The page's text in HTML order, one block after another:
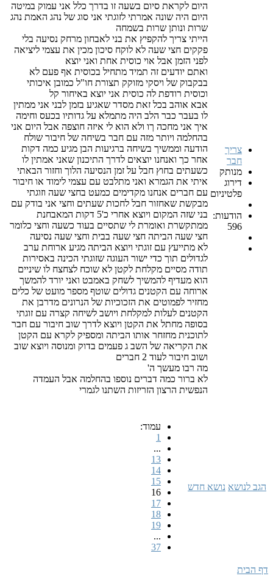
צריך
חבר
מנותק
דירוג
פלטיניום
הודעות:
596
היום לקראת סיום בשעה זו בדרך כלל אני עמוק במיטה
היום היה שונה אמרתי לזוגתי אני סוג של נהג האמת נהג
שרות ונותן שרות בשמחה
הייתי צריך להקפיץ את בני לאבחון מרחק נסיעה בלי
פקקים חצי שעה לא לוקח סיכון מכין את עצמי ליציאה
לפני הזמן אבל אוי כוסית אחת ואני יוצא
ואתם יודעים זה תמיד מתחיל בכוסית אף פעם לא
בבקבוק של ויסקי מזוקק תצורת חו"ל כמובן איכותי
וכוסית רודפת לה כוסית אני יוצא באיחור קל
אבא אוהב בכל זאת מסדר שאגיע בזמן לבני אני ממתין
לו בעבר כבר הלב היה מתמלא על גדותיו בכעס וחימה
איך אני מחכה ךו ולא הוא לי איזה חוצפה אבל היום אני
בהחלמה ויותר מזה עם חבר בשיחה של חיבור שולח
הודעה וממשיך בשיחה ברגיעות הבן מגיע כמה דקות
אחר כך ואנחנו יוצאים לדרך התיכנון שאני אמתין לו
כשעתים בחוץ חבל על זמן הנסיעה הלוך וחזור הבאתי
איתי את הגמרא ואני מתלבט עם עצמי לימוד או חיבור
עם חברים אנחנו מקדימים כמעט בחצי שעה וזוגתי
מבקשת שאחזור חבל לחכות שעתים וחצי אני בודק עם
בני שזה המקום ויוצא אחרי כ'5 דקות המאבחנת
ממתקשרת ואומרת לי שתסיים בעוד כשעה וחצי כלומר
חצי שעה הביתה חצי שעה בבית וחצי שעה נסיעה
לא מתייעץ עם זוגתי ויוצא הביתה מגיע ארוחת ערב
לגדולים תוך כדי ישור העוגה שזוגתי הכינה באסירות
תודה מסיים מקלחת לקטן לא שוכח לצחצח לו שיניים
הוא מעדיף להמשיך לשחק באמבט ואני יורד להמשך
ארוחה עם הקטנים גדולים שוטף מספר מועט של כלים
מחזיר לפמוטים את הזכוכיות של הנרונים מדרבן את
הקטנים לעלות למקלחת ויושב לשיחה קצרה עם זוגתי
בסופה מחתל את הקטן ויוצא לדרך שוב חיבור עם חבר
לתוכנית מחזחר אותו הביתה ומספיק לקרא עם הקטן
את הקריאה של השב ג פעמים בדוק ומנוסה ויוצא שוב
ושוב חיבור לעוד 2 חברים
מה רבו מעשך ה'
לא ברור כמה דברים נוספו בהחלמה אבל העמדה
הנפשית הרצון הזריזות השתנו לגמרי
הגב לנושא נושא חדש
עמוד:
1
...
13
14
15
16
17
18
19
...
37
דף הבית